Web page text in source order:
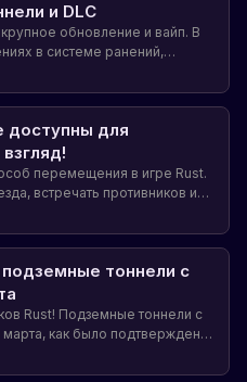
и DLC
обновление и вайп. В
в системе ранений,
и новом DLC.
доступны для
перемещения в игре Rust.
встречать противников и
тоннели с
Rust! Подземные тоннели с
как было подтверждено
о новом обновлении